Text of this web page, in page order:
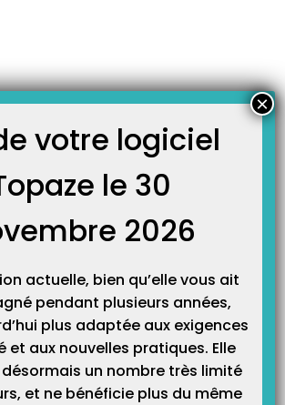
d’enregistrement de recettes. Les chèques,
possible de créer une recette pour l’orienter dans
de recette de la déclaration fiscale.…
votre logiciel
le 30
2026
actuelle, bien qu’elle vous ait
pendant plusieurs années,
plus adaptée aux exigences
et aux nouvelles pratiques. Elle
un nombre très limité
et ne bénéficie plus du même
×